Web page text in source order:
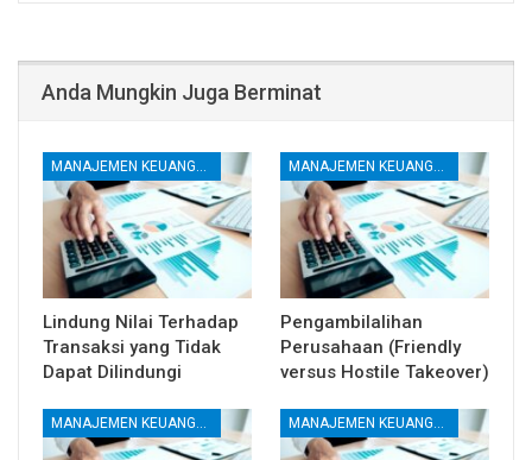
Anda Mungkin Juga Berminat
MANAJEMEN KEUANGAN
Lindung Nilai Terhadap
Transaksi yang Tidak
Dapat Dilindungi
MANAJEMEN KEUANGAN
Pengambilalihan
Perusahaan (Friendly
versus Hostile Takeover)
MANAJEMEN KEUANGAN MANAJEMEN KEUANGAN